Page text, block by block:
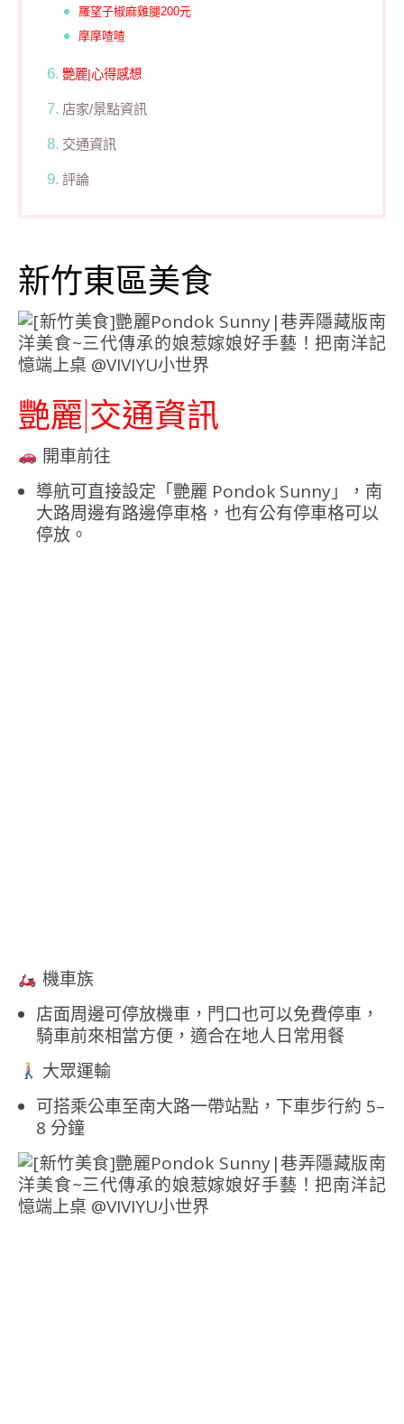
羅望子椒麻雞腿200元
摩摩喳喳
艷麗|心得感想
店家/景點資訊
交通資訊
評論
新竹東區美食
艷麗|交通資訊
開車前往
導航可直接設定「艷麗 Pondok Sunny」，南
大路周邊有路邊停車格，也有公有停車格可以
停放。
機車族
店面周邊可停放機車，門口也可以免費停車，
騎車前來相當方便，適合在地人日常用餐
大眾運輸
可搭乘公車至南大路一帶站點，下車步行約 5–
8 分鐘